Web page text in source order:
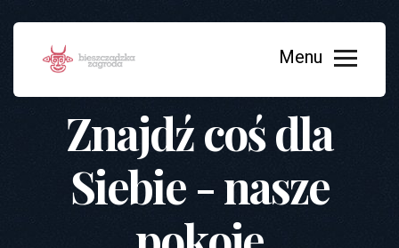
Znajdź coś dla
Siebie - nasze